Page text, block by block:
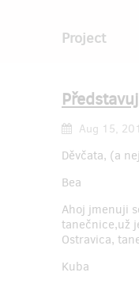
Project
Aug 15,
Děvčata, (a
Bea
Ahoj jmenuji
tanečnice,už
Ostravica,
Kuba